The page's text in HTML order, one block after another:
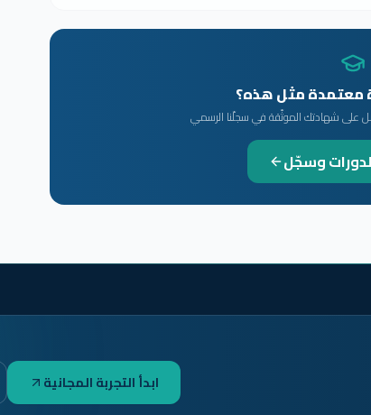
معتمدة مثل هذه؟
على شهادتك الموثّقة في سجلّنا الرسمي
وسجّل
ابدأ التجربة المجانية